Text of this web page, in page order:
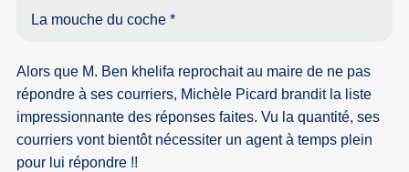
La mouche du coche *
Alors que M. Ben khelifa reprochait au maire de ne pas
répondre à ses courriers, Michèle Picard brandit la liste
impressionnante des réponses faites. Vu la quantité, ses
courriers vont bientôt nécessiter un agent à temps plein
pour lui répondre !!